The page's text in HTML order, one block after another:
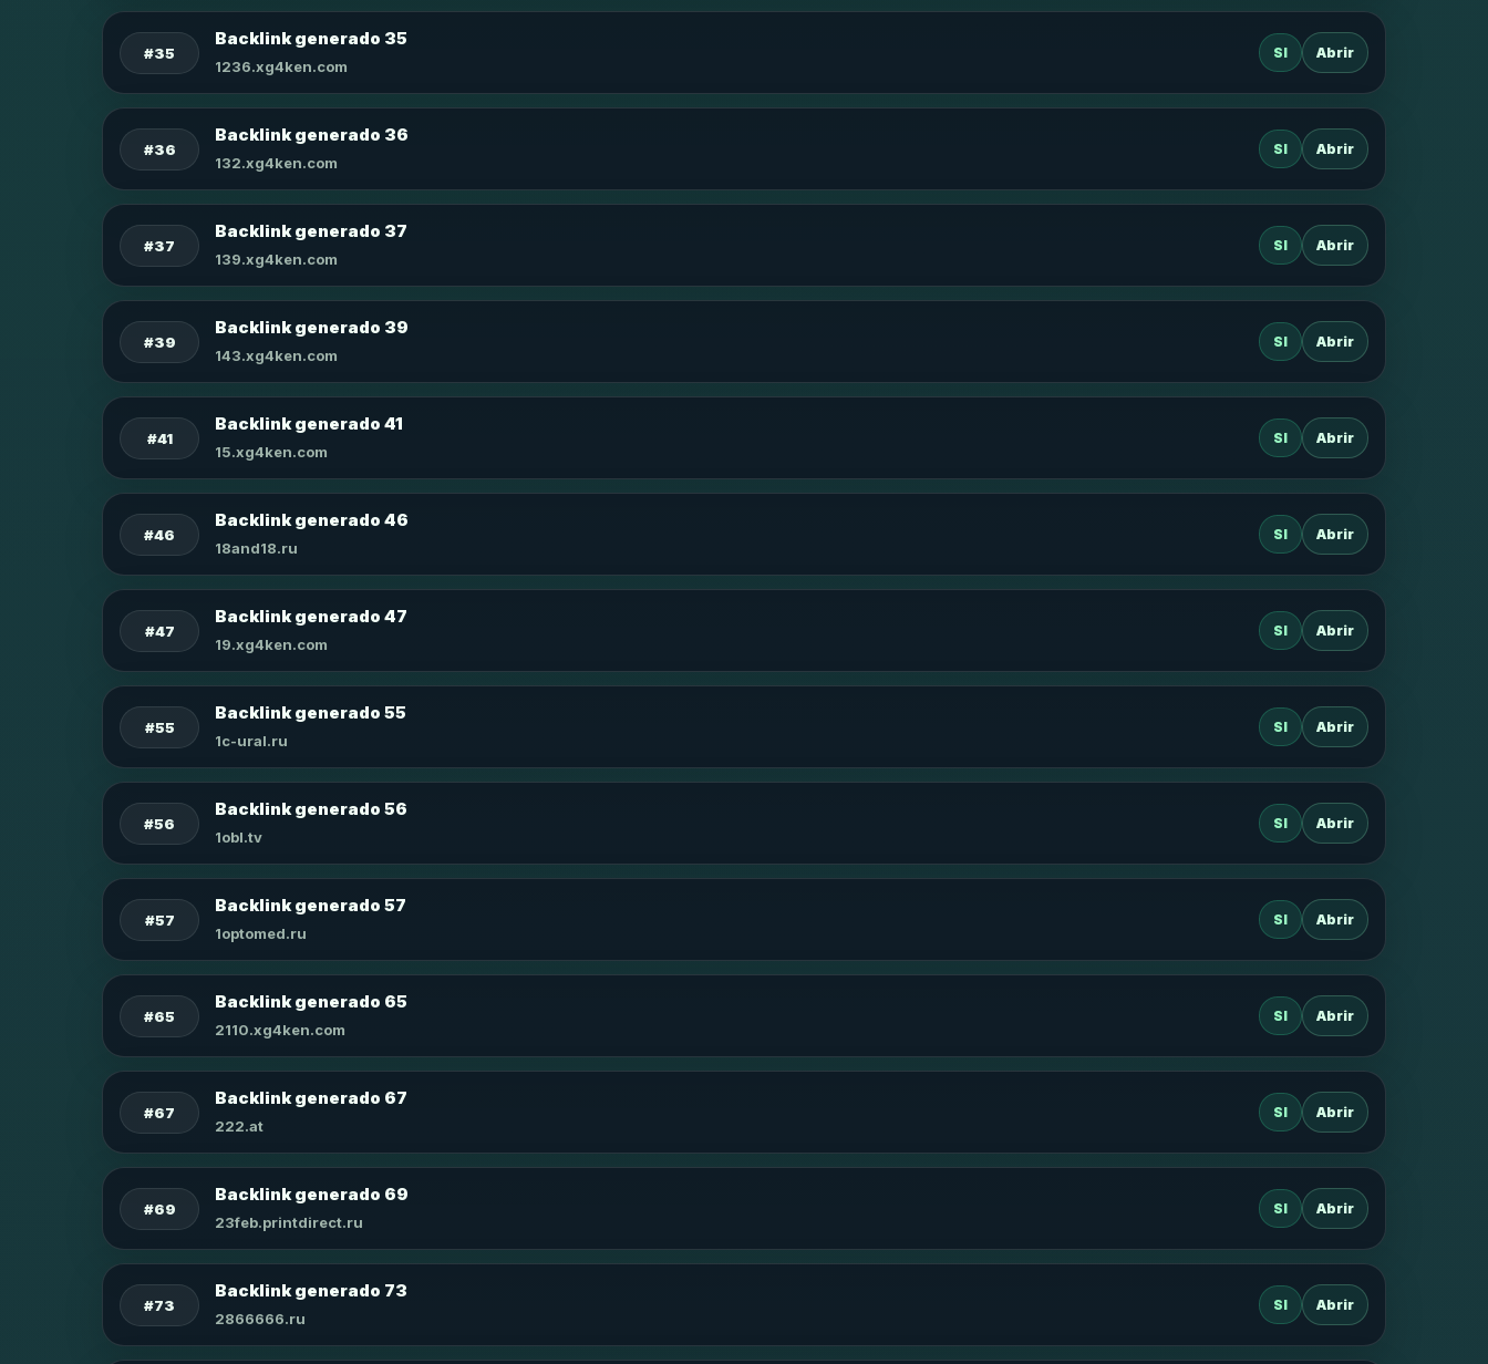
#35
Backlink generado 35
1236.xg4ken.com
SI Abrir
#36
Backlink generado 36
132.xg4ken.com
SI Abrir
#37
Backlink generado 37
139.xg4ken.com
SI Abrir
#39
Backlink generado 39
143.xg4ken.com
SI Abrir
#41
Backlink generado 41
15.xg4ken.com
SI Abrir
#46
Backlink generado 46
18and18.ru
SI Abrir
#47
Backlink generado 47
19.xg4ken.com
SI Abrir
#55
Backlink generado 55
1c-ural.ru
SI Abrir
#56
Backlink generado 56
1obl.tv
SI Abrir
#57
Backlink generado 57
1optomed.ru
SI Abrir
#65
Backlink generado 65
2110.xg4ken.com
SI Abrir
#67
Backlink generado 67
222.at
SI Abrir
#69
Backlink generado 69
23feb.printdirect.ru
SI Abrir
#73
Backlink generado 73
2866666.ru
SI Abrir